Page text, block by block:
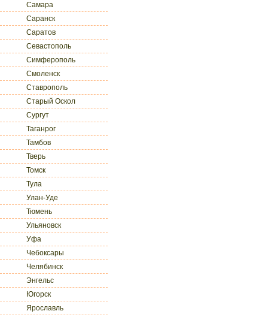
Самара
Саранск
Саратов
Севастополь
Симферополь
Смоленск
Ставрополь
Старый Оскол
Сургут
Таганрог
Тамбов
Тверь
Томск
Тула
Улан-Уде
Тюмень
Ульяновск
Уфа
Чебоксары
Челябинск
Энгельс
Югорск
Ярославль